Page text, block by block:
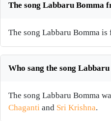
The song Labbaru Bomma
The song Labbaru Bomma is
Who sang the song
The song Labbaru Bomma
Chaganti and Sri Krishna.